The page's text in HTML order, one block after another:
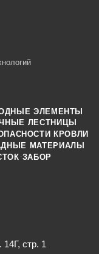
стр. 1
ЭЛЕМЕНТЫ
ЛЕСТНИЦЫ
КРОВЛИ
МАТЕРИАЛЫ
·ЗАБОР